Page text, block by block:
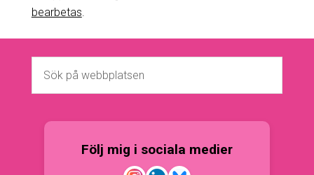
bearbetas
Följ mig i sociala medier